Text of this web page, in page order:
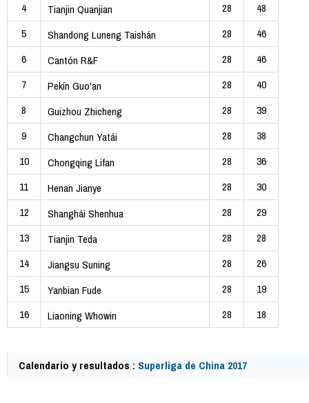
4
Tianjin Quanjian 28
48
5
Shandong Luneng Taishán 28
46
6
Cantón R&F 28
46
7
Pekín Guo'an 28
40
8
Guizhou Zhicheng 28
39
9
Changchun Yatái 28
38
10
Chongqing Lifan 28
36
11
Henan Jianye 28
30
12
Shanghái Shenhua 28
29
13
Tianjin Teda 28
28
14
Jiangsu Suning 28
26
15
Yanbian Fude 28
19
16
Liaoning Whowin 28 18
Calendario y resultados : Superliga de China 2017